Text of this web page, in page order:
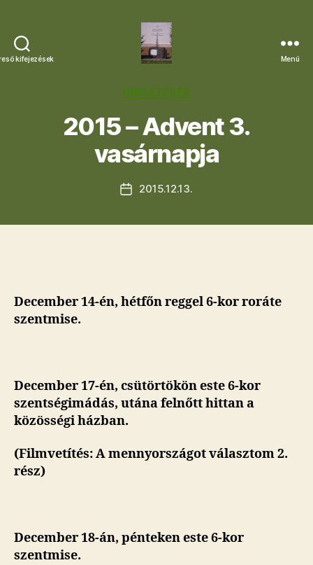
kifejezések
Egyházközség
Menü
Kategóriák
HIRDETÉSEK
2015 – Advent 3.
vasárnapja
Bejegyzés
2015.12.13.
December 14-én, hétfőn reggel 6-kor roráte
szentmise.
December 17-én, csütörtökön este 6-kor
szentségimádás, utána felnőtt hittan a
közösségi házban.
(Filmvetítés: A mennyországot választom 2.
rész)
December 18-án, pénteken este 6-kor
szentmise.